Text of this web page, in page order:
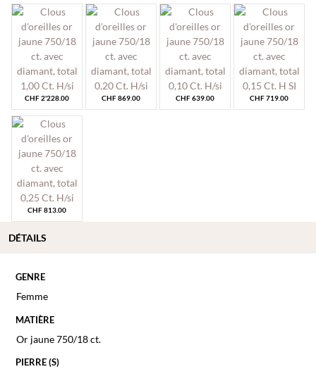
CHF2'228.00 CHF869.00 CHF639.00 CHF719.00
CHF813.00
GENRE
Femme
MATIÈRE
Or jaune 750/18 ct.
PIERRE (S)
DÉTAILS